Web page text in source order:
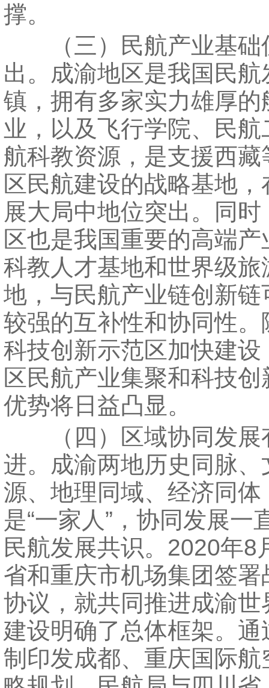
撑。
（三）民航产业基础
出。成渝地区是我国民航
镇，拥有多家实力雄厚的
业，以及飞行学院、民航
航科教资源，是支援西藏
区民航建设的战略基地，
展大局中地位突出。同时
区也是我国重要的高端产
科教人才基地和世界级旅
地，与民航产业链创新链
较强的互补性和协同性。
科技创新示范区加快建设
区民航产业集聚和科技创
优势将日益凸显。
（四）区域协同发展
进。成渝两地历史同脉、
源、地理同域、经济同体
是“一家人”，协同发展一
民航发展共识。2020年8
省和重庆市机场集团签署
协议，就共同推进成渝世
建设明确了总体框架。通
制印发成都、重庆国际航